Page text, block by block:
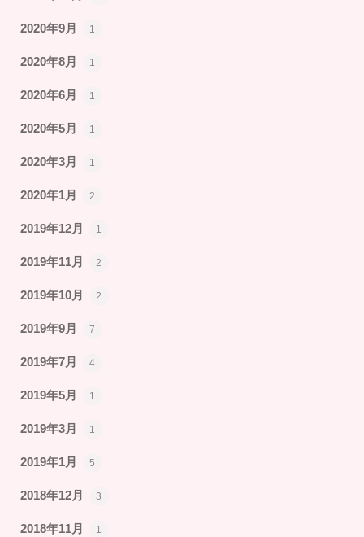
2020年9月 1
2020年8月 1
2020年6月 1
2020年5月 1
2020年3月 1
2020年1月 2
2019年12月 1
2019年11月 2
2019年10月 2
2019年9月 7
2019年7月 4
2019年5月 1
2019年3月 1
2019年1月 5
2018年12月 3
2018年11月 1